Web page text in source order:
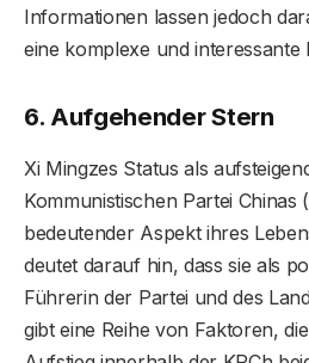
Informationen lassen jedoch
eine komplexe und interessante
6. Aufgehender Stern
Xi Mingzes Status als
Kommunistischen Partei Chinas
bedeutender Aspekt ihres
deutet darauf hin, dass sie als
Führerin der Partei und des
gibt eine Reihe von Faktoren,